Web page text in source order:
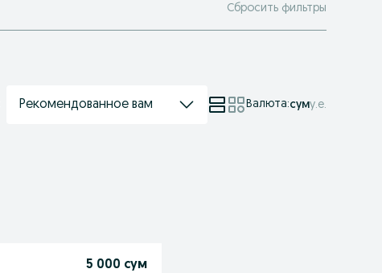
Сбросить фильтры
Рекомендованное вам Валюта:суму.е.
5 000 сум